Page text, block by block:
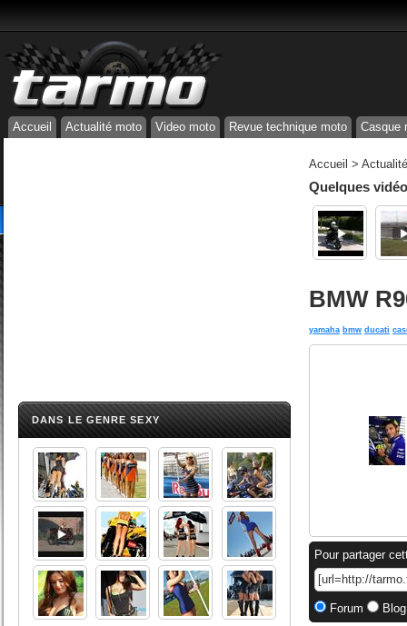
Accueil Actualité moto Video moto Revue technique moto Casque
DANS LE GENRE SEXY
Accueil >
Quelques
BMW
yamaha bmw ducati
Pour partager
Forum